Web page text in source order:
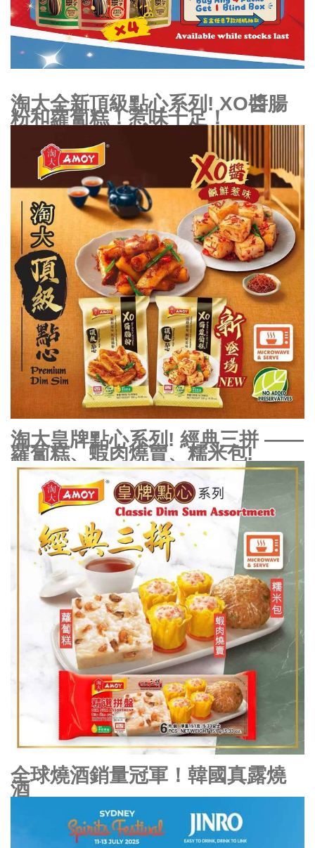
淘大全新頂級點心系列! XO醬腸
粉和蘿蔔糕！惹味十足！
淘大皇牌點心系列! 經典三拼 ——
蘿蔔糕、蝦肉燒賣、糯米包!
全球燒酒銷量冠軍！韓國真露燒
酒